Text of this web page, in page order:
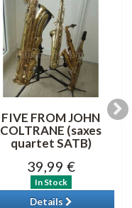
FIVE FROM JOHN
COLTRANE (saxes
quartet SATB)
39,99 €
In Stock
Details